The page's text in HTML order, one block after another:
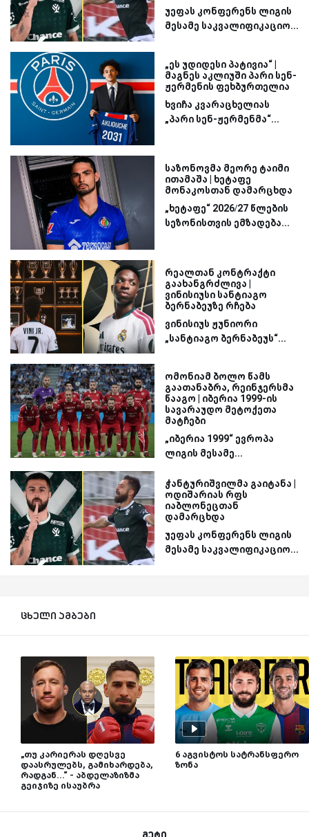
უეფას კონფერენს ლიგის
მესამე საკვალიფიკაციო...
„ეს უდიდესი პატივია“ |
მაგნეს აკლიუში პარი სენ-
ჟერმენის ფეხბურთელია
ხვიჩა კვარაცხელიას
„პარი სენ-ჟერმენმა“...
საზონოვმა მეორე ტაიმი
ითამაშა | ხეტაფე
მონაკოსთან დამარცხდა
„ხეტაფე“ 2026/27 წლების
სეზონისთვის ემზადება...
რეალთან კონტრაქტი
გაახანგრძლივა |
ვინისიუსი სანტიაგო
ბერნაბეუზე რჩება
ვინისიუს ჟუნიორი
„სანტიაგო ბერნაბეუს“...
ომონიამ ბოლო წამს
გაათანაბრა, რეინჯერსმა
წააგო | იბერია 1999-ის
სავარაუდო მეტოქეთა
მატჩები
„იბერია 1999“ ევროპა
ლიგის მესამე...
ჭანტურიშვილმა გაიტანა |
ოდიშარიას რფს
იაბლონეცთან
დამარცხდა
უეფას კონფერენს ლიგის
მესამე საკვალიფიკაციო...
ცხელი ამბები
„თუ კარიერას დღესვე
დაასრულებს, გამიხარდება,
რადგან...“ - აბდელაზიზმა
გეიჯიზე ისაუბრა
6 აგვისტოს სატრანსფერო
ზონა